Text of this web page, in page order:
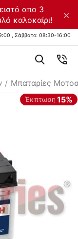
απο 3
καλοκαίρι!
×
, Σάββατο: 08:30-16:00
/ Μπαταρίες
Έκπτωση 15%